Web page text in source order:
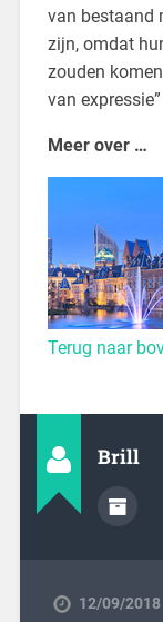
van bestaand
zijn, omdat
zouden
van
Meer over …
Terug naar
Brill
12/09/2018